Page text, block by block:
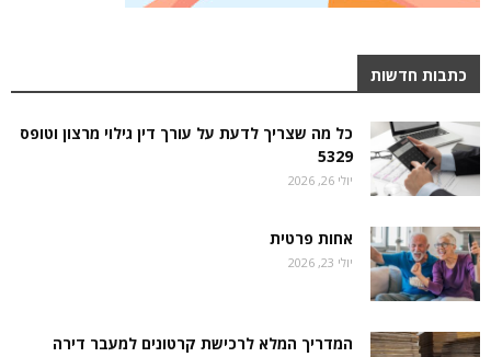
כתבות חדשות
כל מה שצריך לדעת על עורך דין גילוי מרצון וטופס
5329
יולי 26, 2026
אחות פרטית
יולי 23, 2026
המדריך המלא לרכישת קרטונים למעבר דירה